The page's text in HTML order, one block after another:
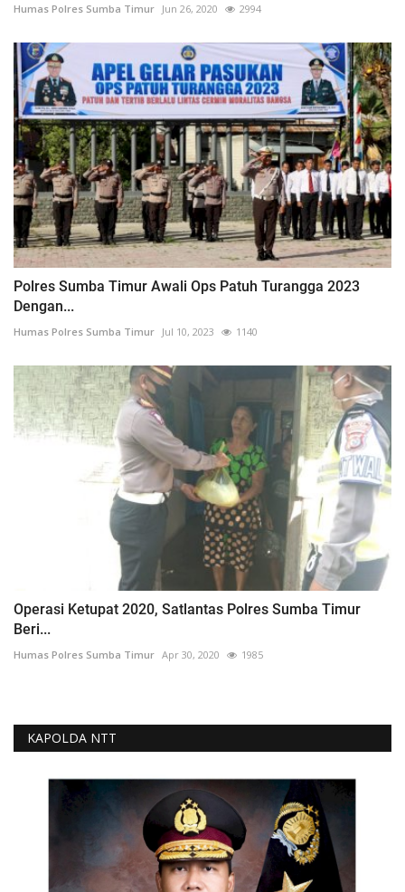
Humas Polres Sumba Timur Jun 26, 2020 2994
Polres Sumba Timur Awali Ops Patuh Turangga 2023
Dengan...
Humas Polres Sumba Timur Jul 10, 2023 1140
Operasi Ketupat 2020, Satlantas Polres Sumba Timur
Beri...
Humas Polres Sumba Timur Apr 30, 2020 1985
KAPOLDA NTT